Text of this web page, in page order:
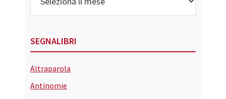
SEGNALIBRI
Altraparola
Antinomie